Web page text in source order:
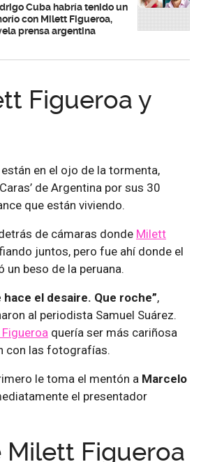
Cuba habría tenido un
con Milett Figueroa,
prensa argentina
Figueroa y
están en el ojo de la tormenta,
de Argentina por sus 30
que están viviendo.
de cámaras donde Milett
juntos, pero fue ahí donde el
beso de la peruana.
el desaire. Que roche”,
al periodista Samuel Suárez.
quería ser más cariñosa
con las fotografías.
le toma el mentón a Marcelo
el presentador
Milett Figueroa